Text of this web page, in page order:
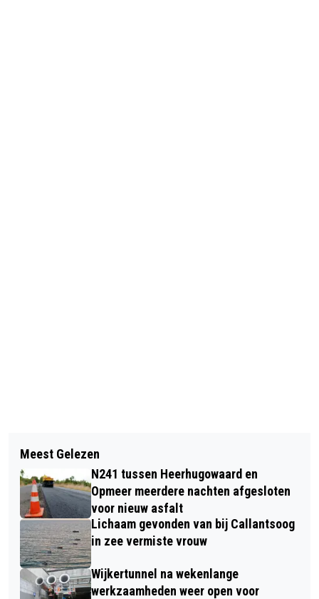
ALKMAARSE BASISSCHOLIEREN
HEBBEN KEUZE UIT HONDERDEN
SPORTIEVE PROEFLESSEN VIA
ALKMAARACTIEF.NL
PASAR KECIL ALKMAAR IN EN ROND
WIJKCENTRUM DE OEVER
Meest Gelezen
N241 tussen Heerhugowaard en
Opmeer meerdere nachten afgesloten
voor nieuw asfalt
Lichaam gevonden van bij Callantsoog
in zee vermiste vrouw
Wijkertunnel na wekenlange
werkzaamheden weer open voor